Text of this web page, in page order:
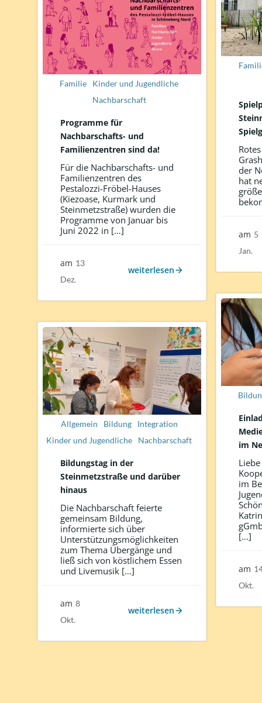
der
hat
am 5
Jan.
Familie
Kinder und Jugendliche
Nachbarschaft
Programme für
Nachbarschafts- und
Familienzentren sind da!
Für die Nachbarschafts- und
Familienzentren des
Pestalozzi-Fröbel-Hauses
(Kiezoase, Kurmark und
Steinmetzstraße) wurden die
Programme von Januar bis
Juni 2022 in […]
am 13
Dez.
weiterlesen
im
im
[…]
am
Okt.
Allgemein Bildung
Integration
Kinder und Jugendliche
Nachbarschaft
Bildungstag in der
Steinmetzstraße und darüber
hinaus
Die Nachbarschaft feierte
gemeinsam Bildung,
informierte sich über
Unterstützungsmöglichkeiten
zum Thema Übergänge und
ließ sich von köstlichem Essen
und Livemusik […]
am 8
Okt.
weiterlesen